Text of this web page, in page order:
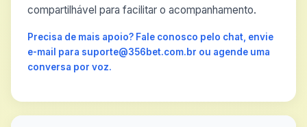
compartilhável para facilitar o acompanhamento.
Precisa de mais apoio? Fale conosco pelo chat, envie
e-mail para suporte@356bet.com.br ou agende uma
conversa por voz.